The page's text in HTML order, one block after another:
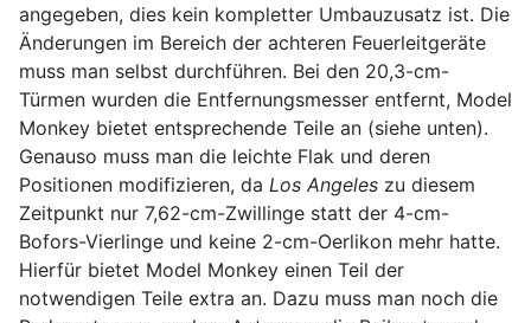
angegeben, dies kein kompletter Umbauzusatz ist. Die
Änderungen im Bereich der achteren Feuerleitgeräte
muss man selbst durchführen. Bei den 20,3-cm-
Türmen wurden die Entfernungsmesser entfernt, Model
Monkey bietet entsprechende Teile an (siehe unten).
Genauso muss man die leichte Flak und deren
Positionen modifizieren, da Los Angeles zu diesem
Zeitpunkt nur 7,62-cm-Zwillinge statt der 4-cm-
Bofors-Vierlinge und keine 2-cm-Oerlikon mehr hatte.
Hierfür bietet Model Monkey einen Teil der
notwendigen Teile extra an. Dazu muss man noch die